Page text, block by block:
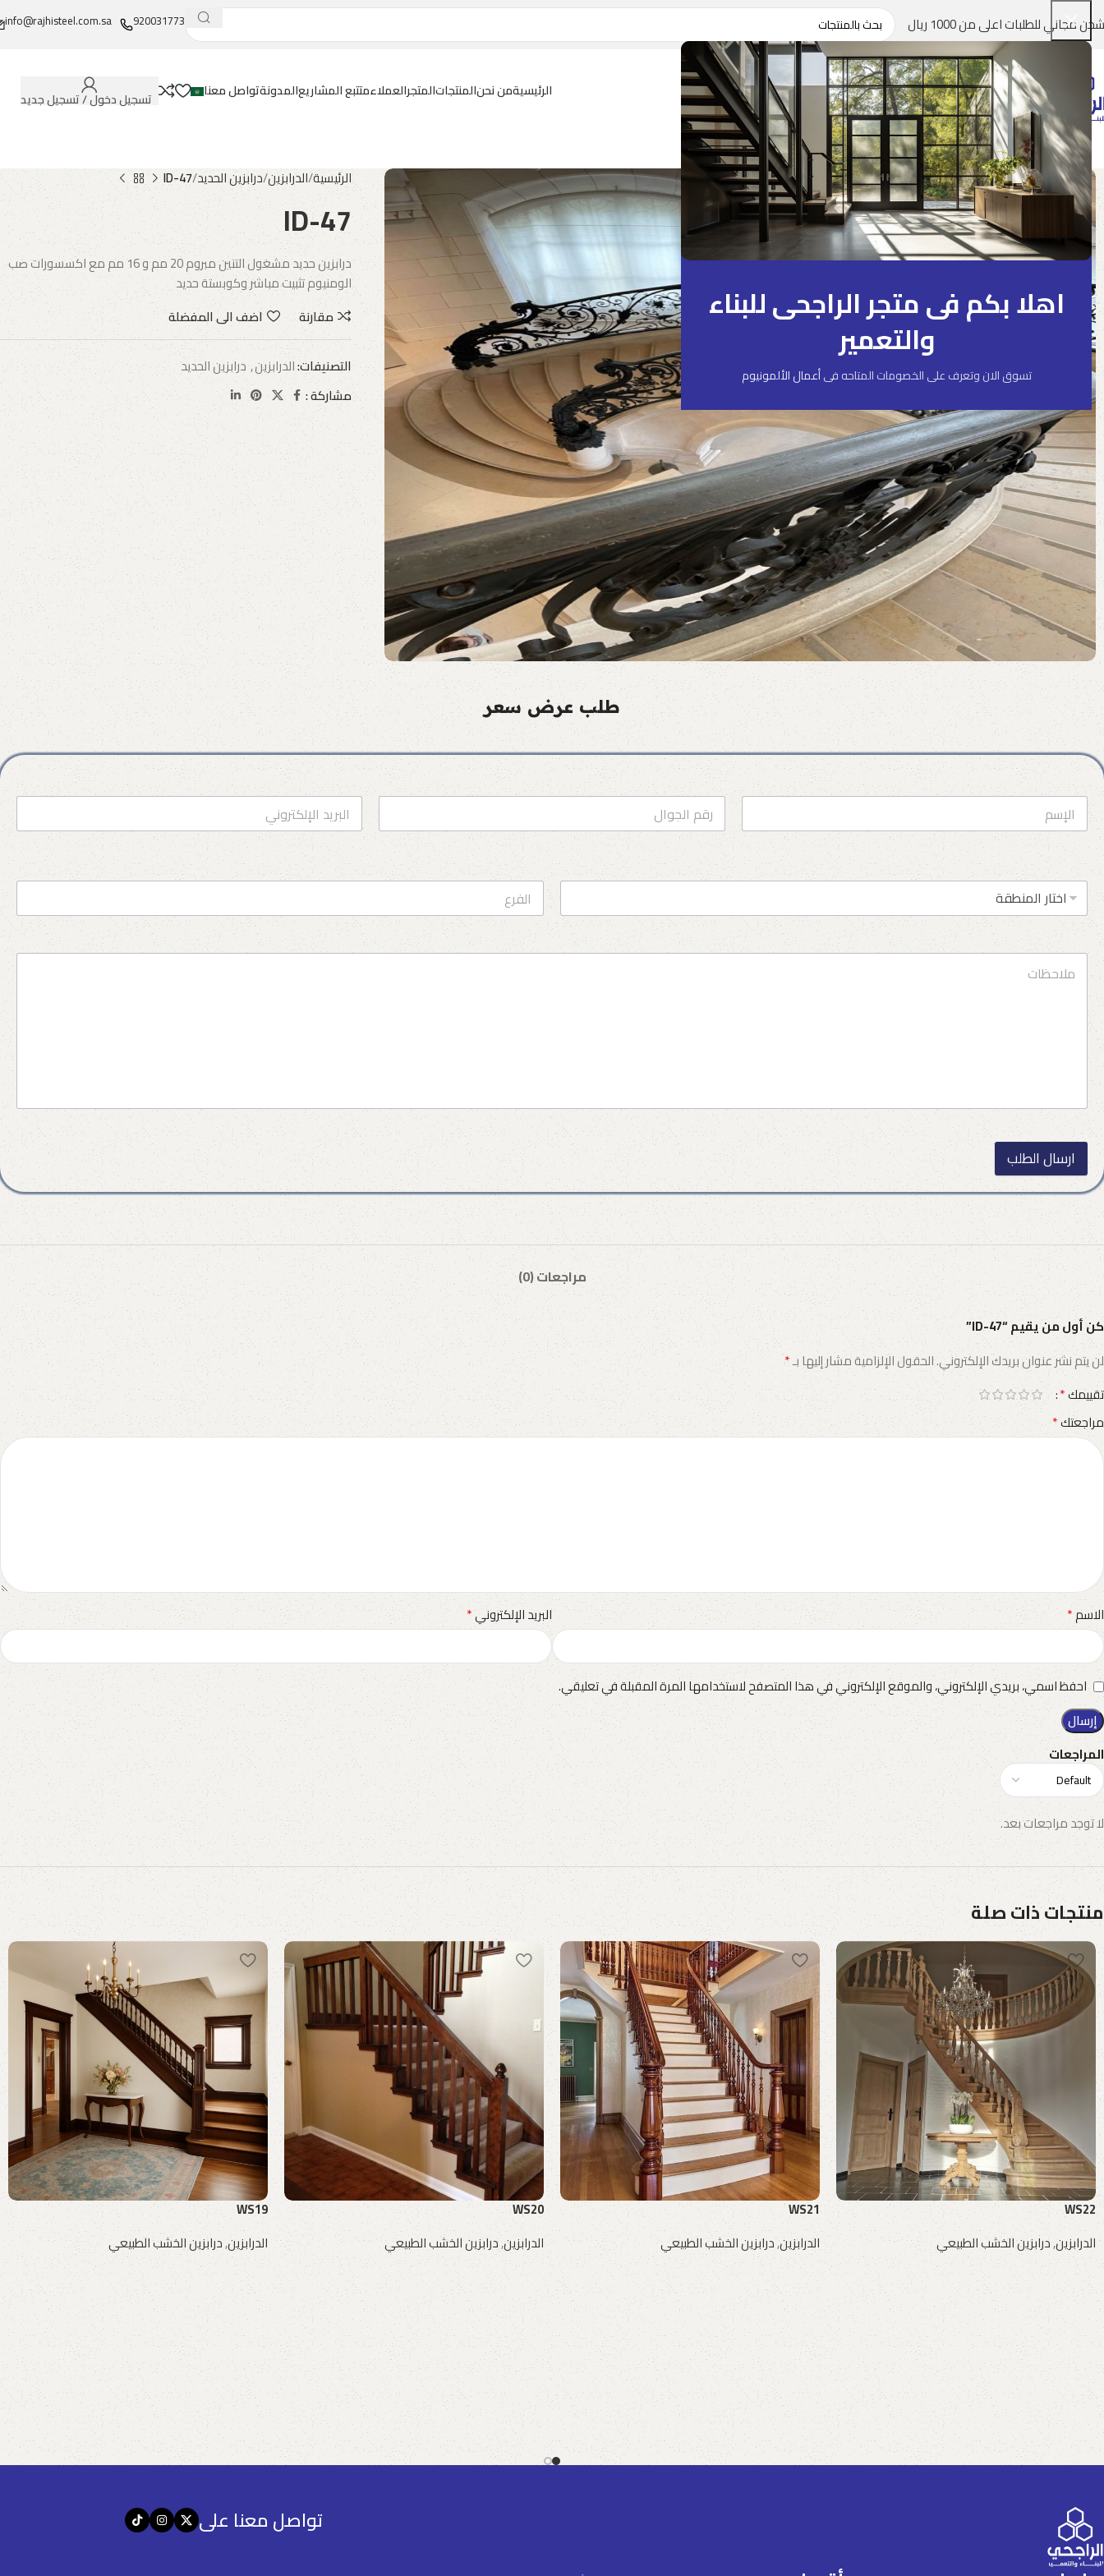
اهلا بكم فى متجر الراجحى للبناء
والتعمير
تسوق الان وتعرف على الخصومات المتاحه فىأعمال الألمونيوم
مجاني للطلبات اعلى من 1000 ريال 920031773
info@rajhisteel.com.sa
الرئيسيةمن نحنالمنتجاتالمتجرالعملاءمتتبع المشاريعالمدونةتواصل معنا تسجيل دخول / تسجيل جديد
الرئيسية الدرابزين درابزين الحديد ID-47
ID-47
درابزين حديد مشغول التنين مبروم 20 مم و 16 مم مع اكسسورات صب
الومنيوم تثبيت مباشر وكوبستة حديد
مقارنة
اضف الى المفضلة
التصنيفات:الدرابزين, درابزين الحديد
مشاركة :
طلب عرض سعر
ارسال الطلب
مراجعات (0)
المراجعات
لا توجد مراجعات بعد.
كن أول من يقيم “ID-47”
لن يتم نشر عنوان بريدك الإلكتروني.الحقول الإلزامية مشار إليها بـ*
تقييمك*
مراجعتك*
الاسم* البريد الإلكتروني*
احفظ اسمي، بريدي الإلكتروني، والموقع الإلكتروني في هذا المتصفح لاستخدامها المرة المقبلة في تعليقي.
منتجات ذات صلة
WS22
الدرابزين,درابزين الخشب الطبيعي
طلب عرض سعر
WS21
الدرابزين,درابزين الخشب الطبيعي
طلب عرض سعر
WS20
الدرابزين,درابزين الخشب الطبيعي
طلب عرض سعر
WS19
الدرابزين,درابزين الخشب الطبيعي
طلب عرض سعر
تواصل معنا على